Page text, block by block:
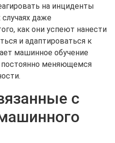
на инциденты
даже
как они успеют нанести
и адаптироваться к
машинное обучение
меняющемся
с